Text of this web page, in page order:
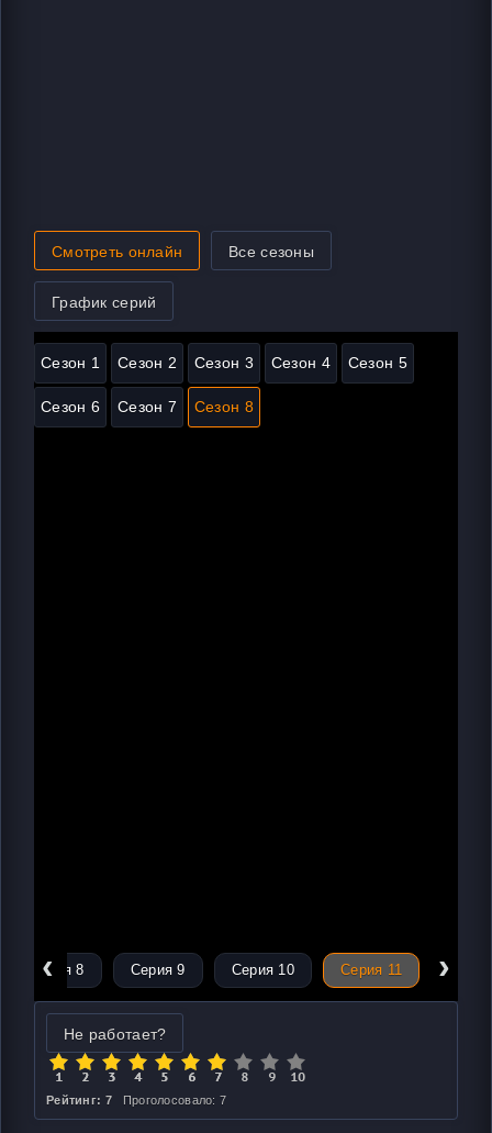
Смотреть онлайн Все сезоны
График серий
Сезон 1 Сезон 2 Сезон 3 Сезон 4 Сезон 5
Сезон 6 Сезон 7 Сезон 8
‹
Серия 8 Серия 9 Серия 10 Серия 11 ›
Не работает?
Рейтинг: 7 Проголосовало: 7